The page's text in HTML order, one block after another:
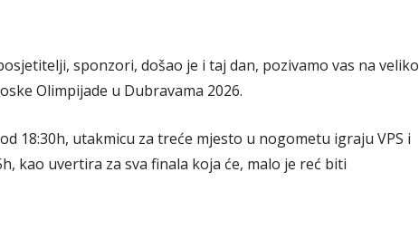
sponzori, došao je i taj dan, pozivamo vas na veliko
Olimpijade u Dubravama 2026.
18:30h, utakmicu za treće mjesto u nogometu igraju VPS i
kao uvertira za sva finala koja će, malo je reć biti